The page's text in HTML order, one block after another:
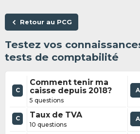
Retour au PCG
Testez vos
tests de comptabilité
C
Comment tenir ma
caisse depuis 2018?
5 questions
C Taux de TVA
10 questions